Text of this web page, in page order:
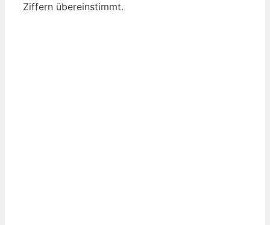
Ziffern übereinstimmt.